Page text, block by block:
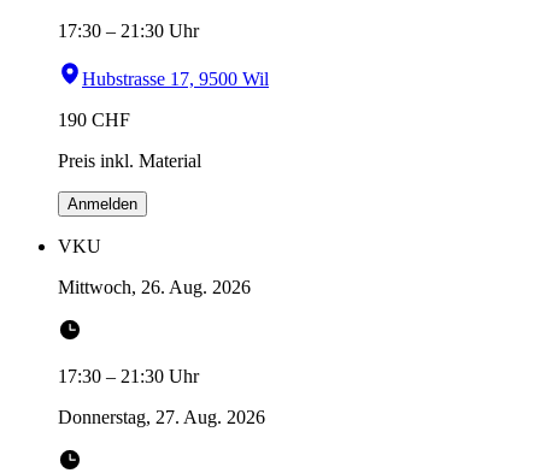
17:30 – 21:30 Uhr
Hubstrasse 17, 9500 Wil
190 CHF
Preis inkl. Material
Anmelden
VKU
Mittwoch, 26. Aug. 2026
17:30 – 21:30 Uhr
Donnerstag, 27. Aug. 2026